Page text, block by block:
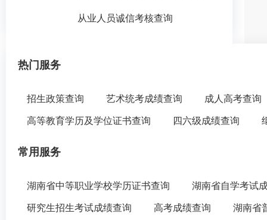
从业人员诚信考核查询
热门服务
招生政策查询 艺术统考成绩查询 成人高考查询
高等教育学历及学位证书查询 四六级成绩查询
常用服务
湖南省中等职业学校学历证书查询 湖南省自学考试
研究生招生考试成绩查询 高考成绩查询 湖南省